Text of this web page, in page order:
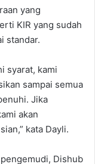
yang
KIR yang sudah
standar.
syarat, kami
sampai semua
Jika
akan
kata Dayli.
Dishub